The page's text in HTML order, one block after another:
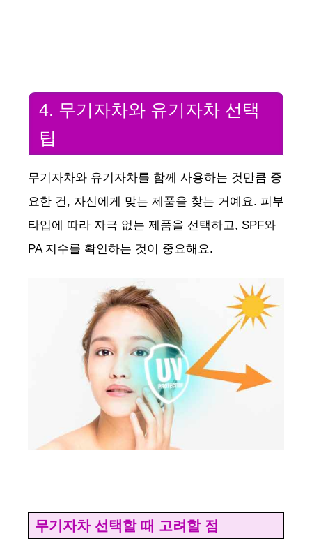
4. 무기자차와 유기자차 선택
팁
무기자차와 유기자차를 함께 사용하는 것만큼 중
요한 건, 자신에게 맞는 제품을 찾는 거예요. 피부
타입에 따라 자극 없는 제품을 선택하고, SPF와
PA 지수를 확인하는 것이 중요해요.
무기자차 선택할 때 고려할 점